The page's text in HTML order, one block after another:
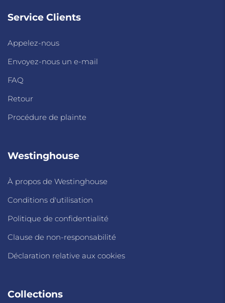
Service Clients
Appelez-nous
Envoyez-nous un e-mail
FAQ
Retour
Procédure de plainte
Westinghouse
À propos de Westinghouse
Conditions d'utilisation
Politique de confidentialité
Clause de non-responsabilité
Déclaration relative aux cookies
Collections